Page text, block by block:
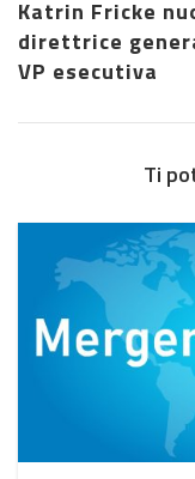
Katrin Fricke
direttrice
VP esecutiva
Ti